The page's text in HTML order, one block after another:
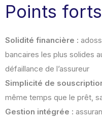
Points
Solidité financière :
bancaires les plus solides
défaillance de l’assureur
Simplicité de
même temps que le prêt,
Gestion intégrée :